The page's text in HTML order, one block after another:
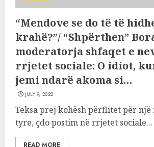
“Mendove se do të të
krahë?”/ “Shpërthen”
moderatorja shfaqet e
rrjetet sociale: O idiot,
jemi ndarë akoma si…
JULY 9, 2022
Teksa prej kohësh përflitet për një
tyre, çdo postim në rrjetet sociale...
READ MORE